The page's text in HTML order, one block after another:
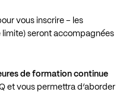
vous inscrire – les
seront accompagnées
de formation continue
et vous permettra d’aborder